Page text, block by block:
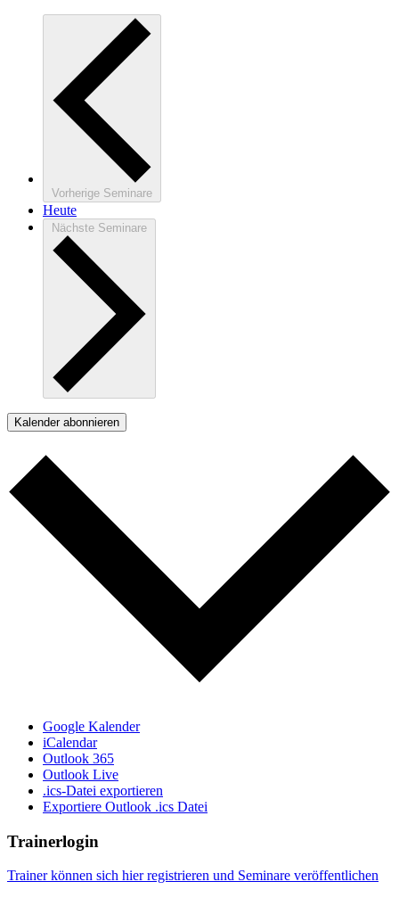
Vorherige Seminare
Heute
Nächste Seminare
Kalender abonnieren
Google Kalender
iCalendar
Outlook 365
Outlook Live
.ics-Datei exportieren
Exportiere Outlook .ics Datei
Trainerlogin
Trainer können sich hier registrieren und Seminare veröffentlichen